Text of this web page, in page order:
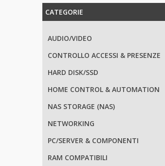
CATEGORIE
AUDIO/VIDEO
CONTROLLO ACCESSI & PRESENZE
HARD DISK/SSD
HOME CONTROL & AUTOMATION
NAS STORAGE (NAS)
NETWORKING
PC/SERVER & COMPONENTI
RAM COMPATIBILI